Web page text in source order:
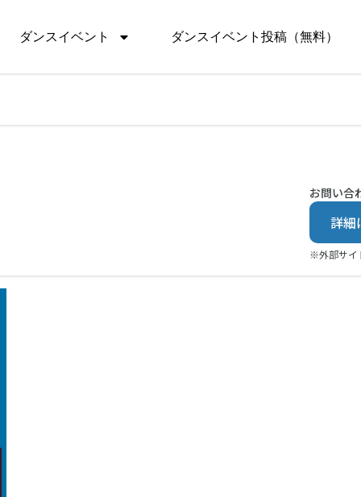
ダンスイベント ダンスイベント投稿（無料）
お問い合
詳細
※外部サイ